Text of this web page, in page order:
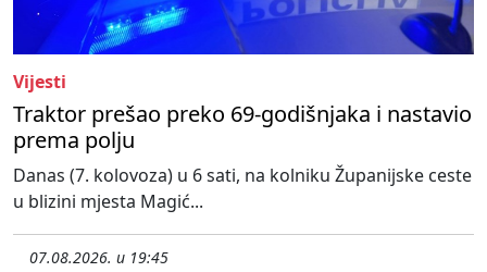
Vijesti
Traktor prešao preko 69-godišnjaka i nastavio
prema polju
Danas (7. kolovoza) u 6 sati, na kolniku Županijske ceste
u blizini mjesta Magić...
07.08.2026. u 19:45